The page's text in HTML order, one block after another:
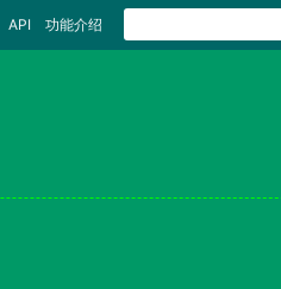
API 功能介绍